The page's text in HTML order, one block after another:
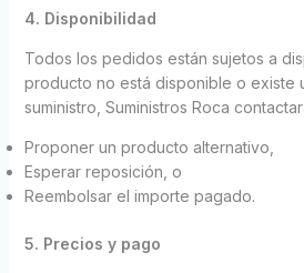
4. Disponibilidad
Todos los pedidos están sujetos a
producto no está disponible o existe
suministro, Suministros Roca
Proponer un producto alternativo,
Esperar reposición, o
Reembolsar el importe pagado.
5. Precios y pago